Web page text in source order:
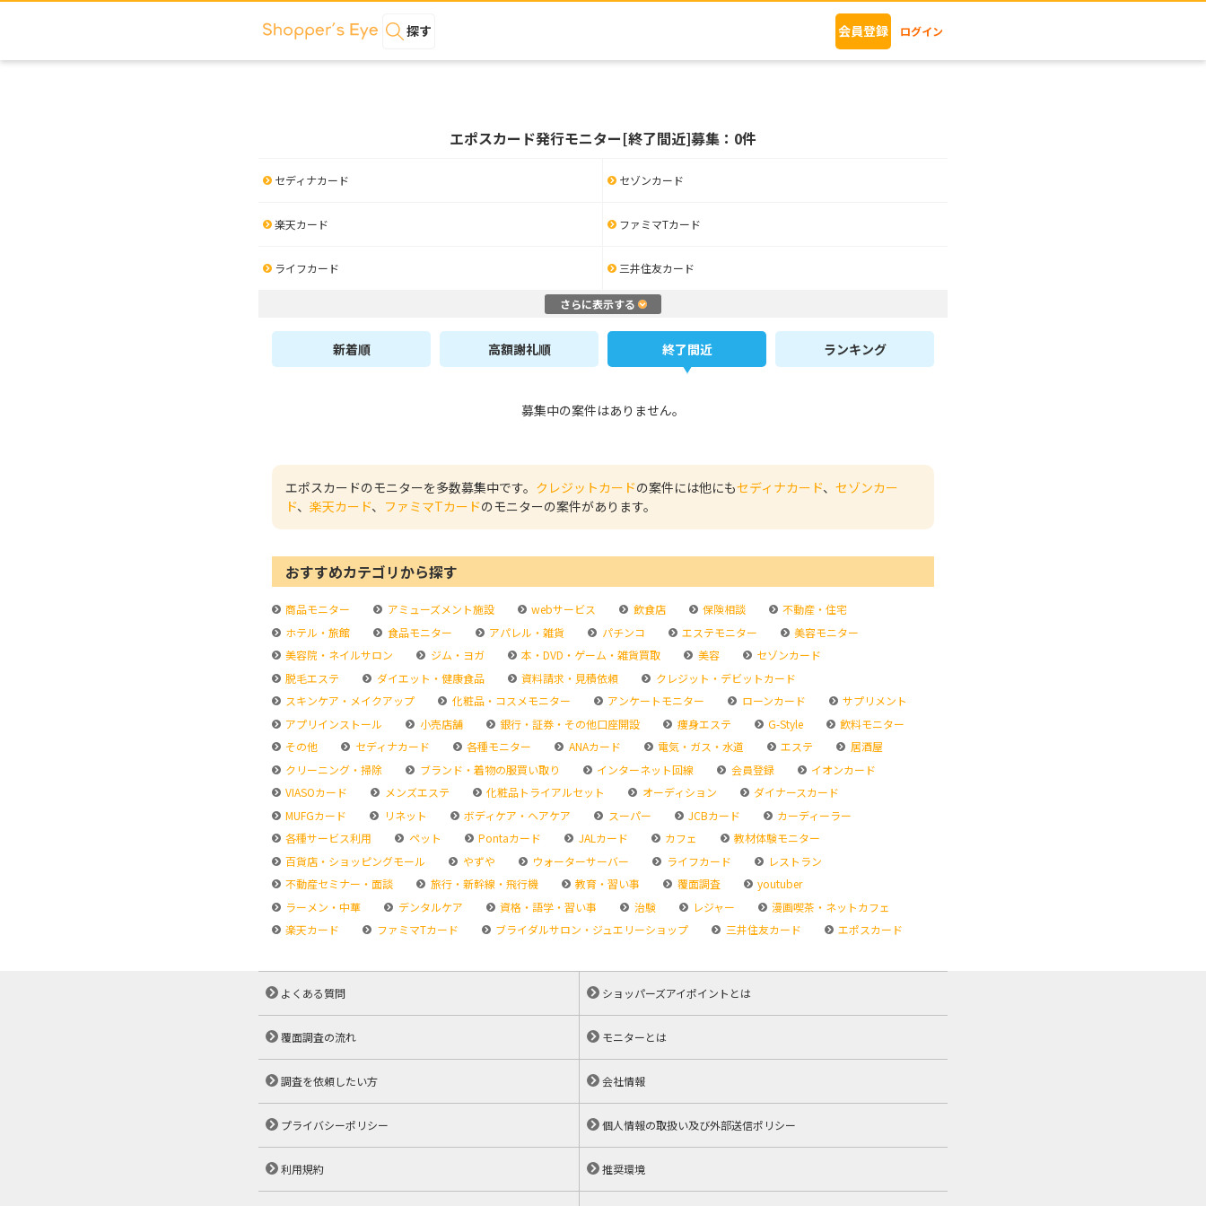
探す 会員登録 ログイン
エポスカード発行モニター[終了間近]募集：0件
セディナカード セゾンカード
楽天カード ファミマTカード
ライフカード 三井住友カード
さらに表示する
新着順 高額謝礼順 終了間近 ランキング
募集中の案件はありません。
エポスカードのモニターを多数募集中です。 クレジットカードの案件には他にもセディナカード、 セゾンカー
ド、 楽天カード、 ファミマTカードのモニターの案件があります。
おすすめカテゴリから探す
商品モニター アミューズメント施設 webサービス 飲食店 保険相談
不動産・住宅
ホテル・旅館
食品モニター アパレル・雑貨 パチンコ エステモニター
美容モニター
美容院・ネイルサロン
ジム・ヨガ 本・DVD・ゲーム・雑貨買取 美容
セゾンカード
脱毛エステ
ダイエット・健康食品 資料請求・見積依頼
クレジット・デビットカード
スキンケア・メイクアップ
化粧品・コスメモニター アンケートモニター ローンカード
サプリメント
アプリインストール
小売店舗 銀行・証券・その他口座開設 痩身エステ G-Style
飲料モニター
その他
セディナカード 各種モニター ANAカード 電気・ガス・水道 エステ
居酒屋
クリーニング・掃除
ブランド・着物の服買い取り インターネット回線 会員登録
イオンカード
VIASOカード
メンズエステ 化粧品トライアルセット オーディション
ダイナースカード
MUFGカード
リネット ボディケア・ヘアケア スーパー JCBカード
カーディーラー
各種サービス利用
ペット Pontaカード JALカード カフェ
教材体験モニター
百貨店・ショッピングモール
やずや ウォーターサーバー ライフカード
レストラン
不動産セミナー・面談
旅行・新幹線・飛行機 教育・習い事 覆面調査
youtuber
ラーメン・中華
デンタルケア 資格・語学・習い事 治験 レジャー
漫画喫茶・ネットカフェ
楽天カード
ファミマTカード ブライダルサロン・ジュエリーショップ 三井住友カード エポスカード
よくある質問 ショッパーズアイポイントとは
覆面調査の流れ モニターとは
調査を依頼したい方 会社情報
プライバシーポリシー 個人情報の取扱い及び外部送信ポリシー
利用規約 推奨環境